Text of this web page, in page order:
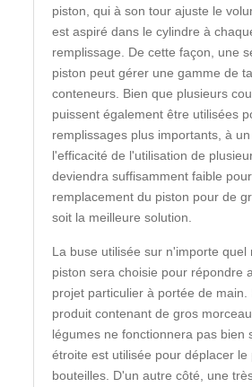
piston, qui à son tour ajuste le
est aspiré dans le cylindre à
remplissage. De cette façon, une
piston peut gérer une gamme de
conteneurs. Bien que plusieurs
puissent également être utilisées
remplissages plus importants, à
l'efficacité de l'utilisation de
deviendra suffisamment faible
remplacement du piston pour de
soit la meilleure solution.
La buse utilisée sur n'importe quel
piston sera choisie pour répondre
projet particulier à portée de main.
produit contenant de gros
légumes ne fonctionnera pas bien
étroite est utilisée pour déplacer le
bouteilles. D'un autre côté, une